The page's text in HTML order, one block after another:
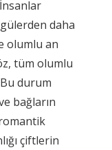
daha
olumlu an
tüm olumlu
durum
bağların
çiftlerin